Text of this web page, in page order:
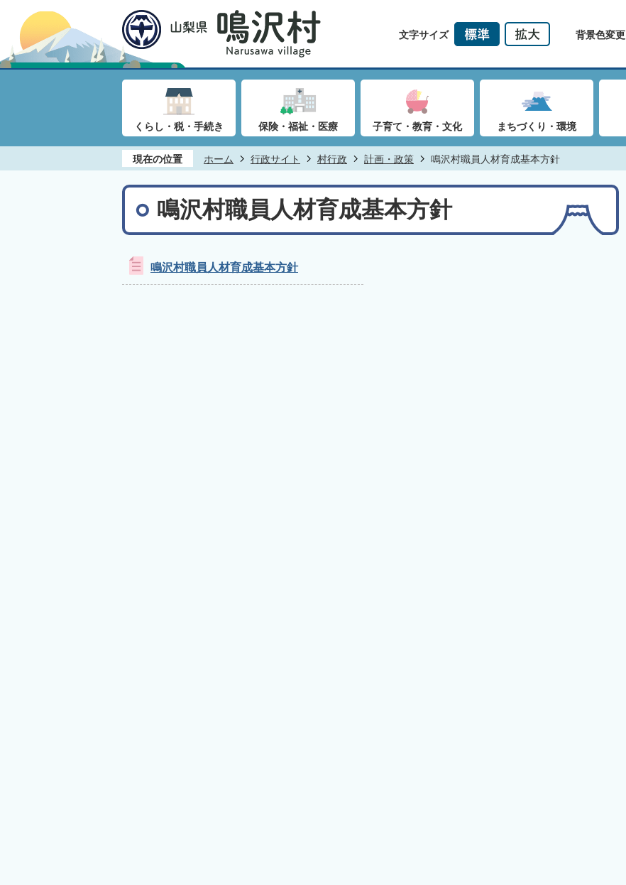
文字サイズ 背景色変更
くらし・税・手続き 保険・福祉・医療 子育て・教育・文化 まちづくり・環境
現在の位置 ホーム 行政サイト 村行政 計画・政策 鳴沢村職員人材育成基本方針
鳴沢村職員人材育成基本方針
鳴沢村職員人材育成基本方針